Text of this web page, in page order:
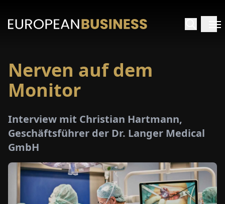
Nerven auf dem
Monitor
Interview mit Christian Hartmann,
Geschäftsführer der Dr. Langer Medical
GmbH